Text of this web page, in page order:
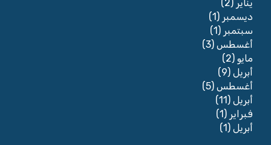
يناير (2)
ديسمبر (1)
سبتمبر (1)
أغسطس (3)
مايو (2)
أبريل (9)
أغسطس (5)
أبريل (11)
فبراير (1)
أبريل (1)